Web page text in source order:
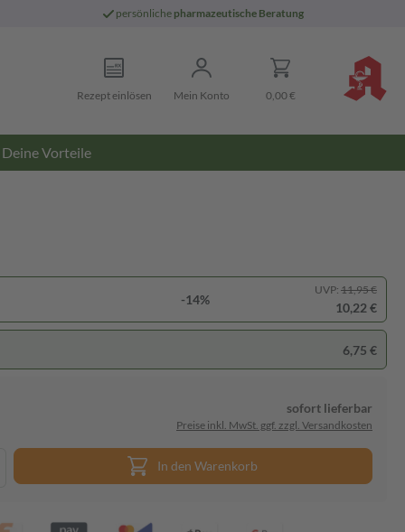
persönliche pharmazeutische Beratung
Rezept einlösen Mein Konto 0,00 €
Deine Vorteile
-14%
UVP: 11,95 €
10,22 €
6,75 €
sofort lieferbar
Preise inkl. MwSt. ggf. zzgl. Versandkosten
In den Warenkorb